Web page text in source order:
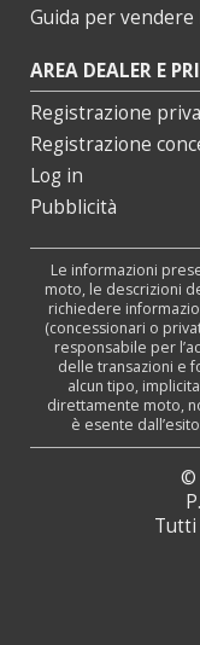
Guida per vendere
AREA DEALER E
Registrazione
Registrazione
Log in
Pubblicità
Le informazioni
moto, le descrizioni
richiedere
(concessionari o
responsabile per
delle transazioni e
alcun tipo,
direttamente moto,
è esente
©